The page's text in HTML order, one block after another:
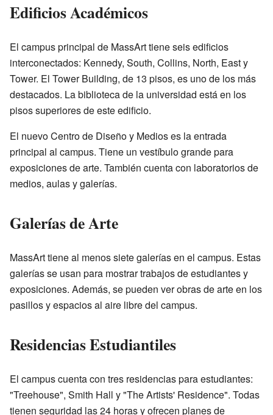
Edificios Académicos
El campus principal de MassArt tiene seis edificios
interconectados: Kennedy, South, Collins, North, East y
Tower. El Tower Building, de 13 pisos, es uno de los más
destacados. La biblioteca de la universidad está en los
pisos superiores de este edificio.
El nuevo Centro de Diseño y Medios es la entrada
principal al campus. Tiene un vestíbulo grande para
exposiciones de arte. También cuenta con laboratorios de
medios, aulas y galerías.
Galerías de Arte
MassArt tiene al menos siete galerías en el campus. Estas
galerías se usan para mostrar trabajos de estudiantes y
exposiciones. Además, se pueden ver obras de arte en los
pasillos y espacios al aire libre del campus.
Residencias Estudiantiles
El campus cuenta con tres residencias para estudiantes:
"Treehouse", Smith Hall y "The Artists' Residence". Todas
tienen seguridad las 24 horas y ofrecen planes de